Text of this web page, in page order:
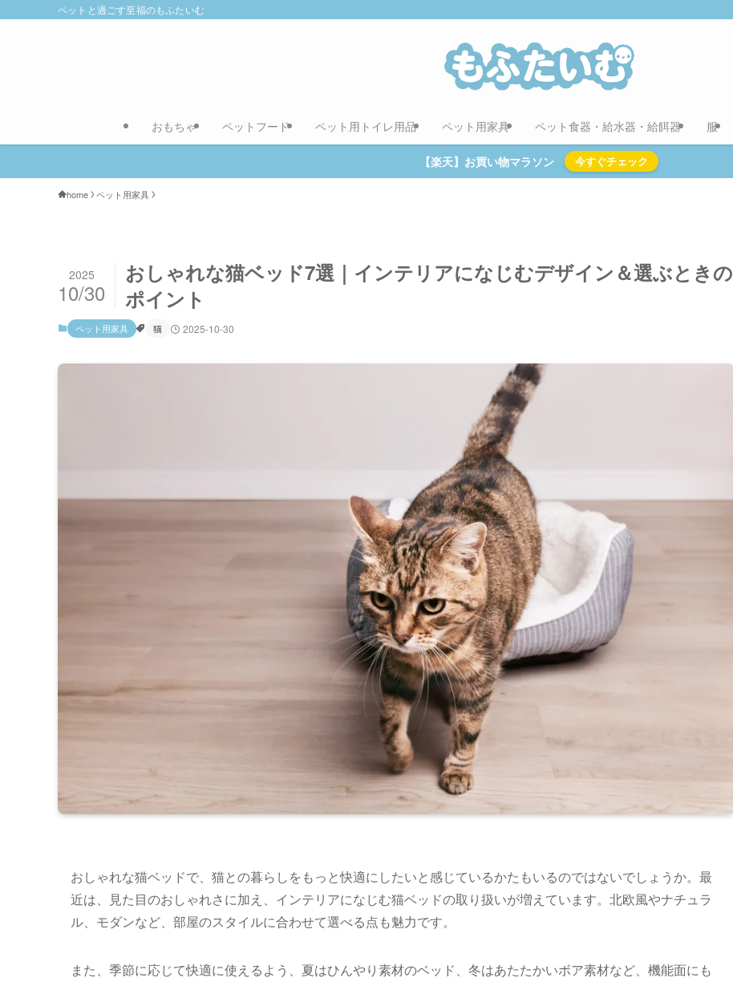
ペットと過ごす至福のもふたいむ
おもちゃ ペットフード ペット用トイレ用品 ペット用家具 ペット食器・給水器・給餌器 服
【楽天】お買い物マラソン 今すぐチェック
home ペット用家具
おしゃれな猫ベッド7選｜インテリアになじむデザイン＆選ぶときの
ポイント
2025
10/30
ペット用家具 猫 2025-10-30
おしゃれな猫ベッドで、猫との暮らしをもっと快適にしたいと感じているかたもいるのではないでしょうか。最
近は、見た目のおしゃれさに加え、インテリアになじむ猫ベッドの取り扱いが増えています。北欧風やナチュラ
ル、モダンなど、部屋のスタイルに合わせて選べる点も魅力です。
また、季節に応じて快適に使えるよう、夏はひんやり素材のベッド、冬はあたたかいボア素材など、機能面にも